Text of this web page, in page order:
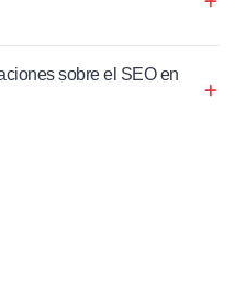
sobre el SEO en